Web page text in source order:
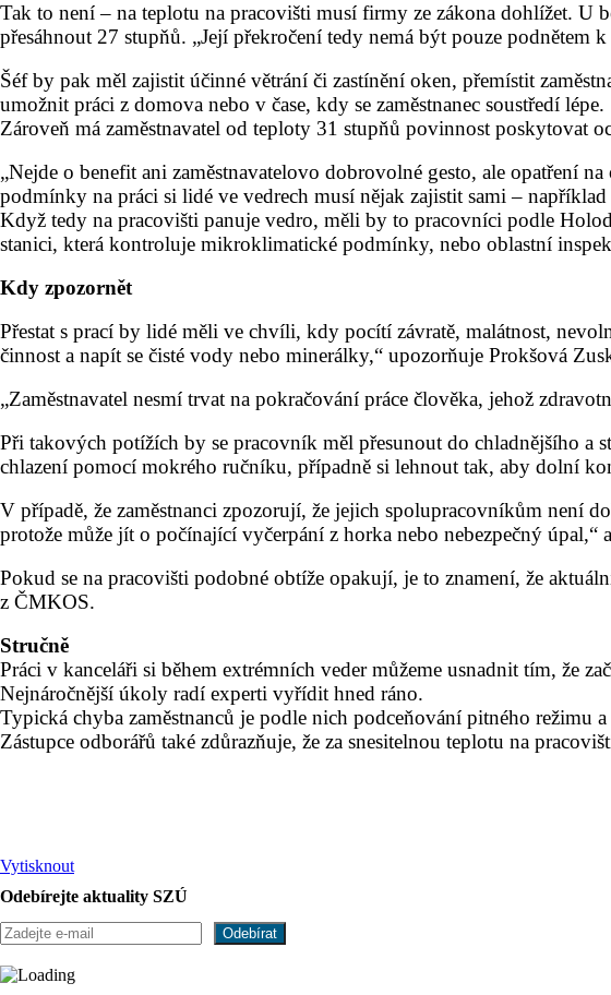
Tak to není – na teplotu na pracovišti musí firmy ze zákona dohlížet. U
přesáhnout 27 stupňů. „Její překročení tedy nemá být pouze podnětem
Šéf by pak měl zajistit účinné větrání či zastínění oken, přemístit
umožnit práci z domova nebo v čase, kdy se zaměstnanec soustředí lépe.
Zároveň má zaměstnavatel od teploty 31 stupňů povinnost poskytovat
„Nejde o benefit ani zaměstnavatelovo dobrovolné gesto, ale opatření
podmínky na práci si lidé ve vedrech musí nějak zajistit sami –
Když tedy na pracovišti panuje vedro, měli by to pracovníci podle
stanici, která kontroluje mikroklimatické podmínky, nebo oblastní
Kdy zpozornět
Přestat s prací by lidé měli ve chvíli, kdy pocítí závratě, malátnost,
činnost a napít se čisté vody nebo minerálky,“ upozorňuje Prokšová
„Zaměstnavatel nesmí trvat na pokračování práce člověka, jehož
Při takových potížích by se pracovník měl přesunout do chladnějšího
chlazení pomocí mokrého ručníku, případně si lehnout tak, aby dolní
V případě, že zaměstnanci zpozorují, že jejich spolupracovníkům není
protože může jít o počínající vyčerpání z horka nebo nebezpečný úpal,“
Pokud se na pracovišti podobné obtíže opakují, je to znamení, že
z ČMKOS.
Stručně
Práci v kanceláři si během extrémních veder můžeme usnadnit tím, že
Nejnáročnější úkoly radí experti vyřídit hned ráno.
Typická chyba zaměstnanců je podle nich podceňování pitného režimu
Zástupce odborářů také zdůrazňuje, že za snesitelnou teplotu na
Vytisknout
Odebírejte aktuality SZÚ